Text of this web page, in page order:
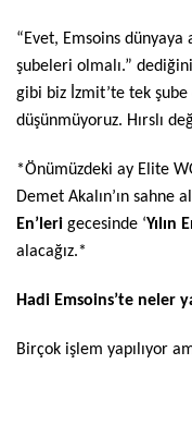
“Evet, Emsoins dünyaya
şubeleri olmalı.”
gibi biz İzmit’te tek
düşünmüyoruz. Hırslı
*Önümüzdeki ay Elite
Demet Akalın’ın sahne
En’leri gecesinde ‘Yılın
alacağız.*
Hadi Emsoins’te neler
Birçok işlem yapılıyor